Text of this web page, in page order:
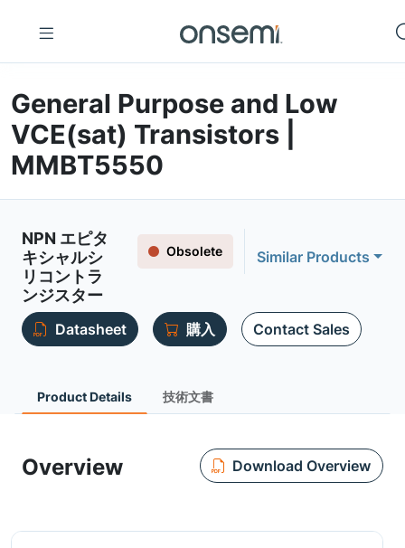
General Purpose and Low
VCE(sat) Transistors |
MMBT5550
NPN エピタ
キシャルシ
リコントラ
ンジスター
Obsolete Similar Products
Datasheet 購入 Contact Sales
Product Details 技術文書
Overview Download Overview